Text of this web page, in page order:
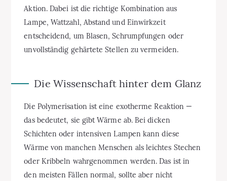
Aktion. Dabei ist die richtige Kombination aus
Lampe, Wattzahl, Abstand und Einwirkzeit
entscheidend, um Blasen, Schrumpfungen oder
unvollständig gehärtete Stellen zu vermeiden.
Die Wissenschaft hinter dem Glanz
Die Polymerisation ist eine exotherme Reaktion —
das bedeutet, sie gibt Wärme ab. Bei dicken
Schichten oder intensiven Lampen kann diese
Wärme von manchen Menschen als leichtes Stechen
oder Kribbeln wahrgenommen werden. Das ist in
den meisten Fällen normal, sollte aber nicht